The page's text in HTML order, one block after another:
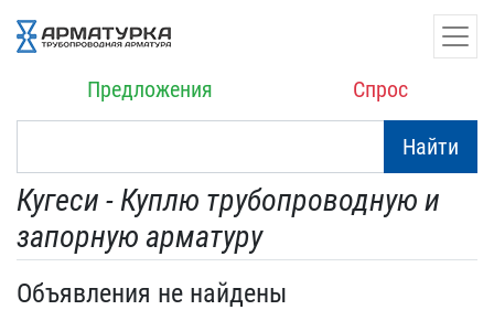
Предложения Спрос
Найти
Кугеси - Куплю трубопроводную и
запорную арматуру
Объявления не найдены